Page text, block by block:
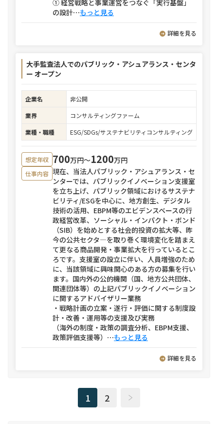
① 経営戦略と事業運営をつなぐ「実行基盤」
の設計⋯もっと見る
詳細を見る
大手監査法人でのパブリック・アシュアランス・センタ
ー オープン
企業名
非公開
業界
コンサルティングファーム
業種・職種
ESG/SDGs/サステナビリティコンサルティング
想定年収 700万円〜1200万円
仕事内容 現在、当法人パブリック・アシュアランス・セ
ンターでは、パブリックイノベーション支援室
を立ち上げ、パブリック領域におけるサステナ
ビリティ/ESGを中心に、地方創生、デジタル
技術の活用、EBPM等のエビデンスベースの行
政経営改革、ソーシャル・インパクト・ボンド
（SIB）を始めとする社会的投資の拡大等、昨
今の公共セクタ―を取り巻く環境変化を踏まえ
て更なる商品開発・事業拡大を行っているとこ
ろです。支援室の設立に伴い、人員増強のため
に、当該領域に興味関心のある方の募集を行い
ます。国内外の公的機関（国、地方公共団体、
関連団体等）の上記パブリックイノベーション
に関するアドバイザリー業務
・戦略計画の立案・遂行・評価に関する制度設
計・改善・運用等の支援及び実務
（海外の制度・政策の調査分析、EBPM支援、
政策評価支援等） ⋯もっと見る
詳細を見る
1 2